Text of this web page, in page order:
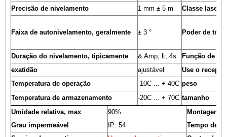
Precisão de nivelamento
1 mm ± 5 m Classe laser
Faixa de autonivelamento, geralmente ± 3 ° Poder de
Duração do nivelamento, tipicamente & Amp; lt; 4s
Função de
exatidão
ajustável
Use o receptor
Temperatura de operação
-10C ... + 40C peso
Temperatura de armazenamento
-20C ... + 70C tamanho
Umidade relativa, max
90%
Montagem
Grau impermeável
IP: 54
Tempo de